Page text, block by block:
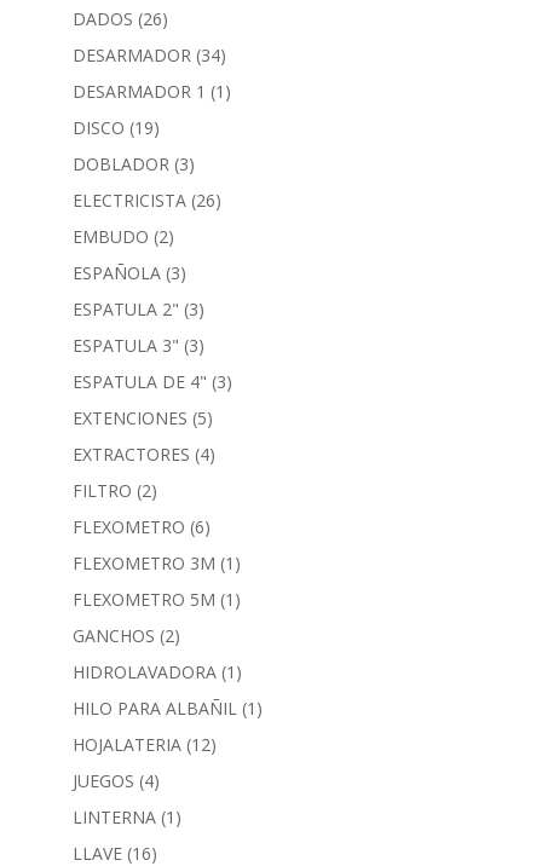
DADOS (26)
DESARMADOR (34)
DESARMADOR 1 (1)
DISCO (19)
DOBLADOR (3)
ELECTRICISTA (26)
EMBUDO (2)
ESPAÑOLA (3)
ESPATULA 2" (3)
ESPATULA 3" (3)
ESPATULA DE 4" (3)
EXTENCIONES (5)
EXTRACTORES (4)
FILTRO (2)
FLEXOMETRO (6)
FLEXOMETRO 3M (1)
FLEXOMETRO 5M (1)
GANCHOS (2)
HIDROLAVADORA (1)
HILO PARA ALBAÑIL (1)
HOJALATERIA (12)
JUEGOS (4)
LINTERNA (1)
LLAVE (16)